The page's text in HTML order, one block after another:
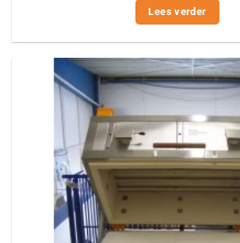
Lees verder